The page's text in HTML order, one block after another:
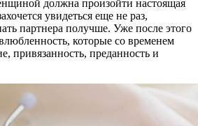
должна произойти настоящая
увидеться еще не раз,
партнера получше. Уже после этого
которые со временем
привязанность, преданность и